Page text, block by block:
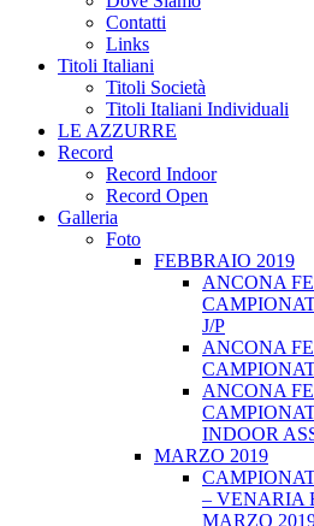
Contatti
Links
Titoli Italiani
Titoli Società
Titoli Italiani Individuali
LE AZZURRE
Record
Record Indoor
Record Open
Galleria
Foto
FEBBRAIO 2019
ANCONA
J/P
ANCONA
ANCONA
INDOOR
MARZO 2019
– VENARIA
MARZO